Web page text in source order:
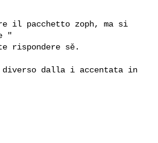
il pacchetto zoph, ma si
"
rispondere sě.
diverso dalla i accentata in